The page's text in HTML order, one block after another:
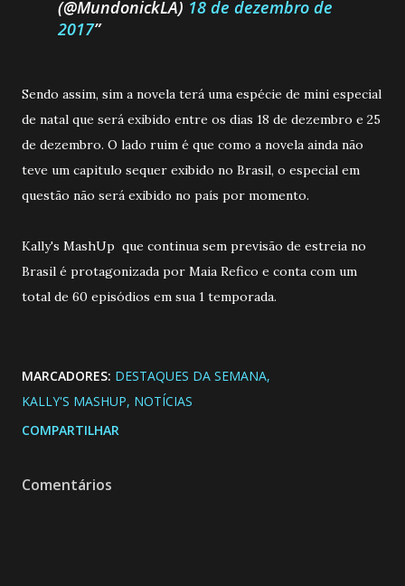
(@MundonickLA) 18 de dezembro de
2017
Sendo assim, sim a novela terá uma espécie de mini especial
de natal que será exibido entre os dias 18 de dezembro e 25
de dezembro. O lado ruim é que como a novela ainda não
teve um capitulo sequer exibido no Brasil, o especial em
questão não será exibido no país por momento.
Kally's MashUp que continua sem previsão de estreia no
Brasil é protagonizada por Maia Refico e conta com um
total de 60 episódios em sua 1 temporada.
MARCADORES: DESTAQUES DA SEMANA
KALLY'S MASHUP NOTÍCIAS
COMPARTILHAR
Comentários